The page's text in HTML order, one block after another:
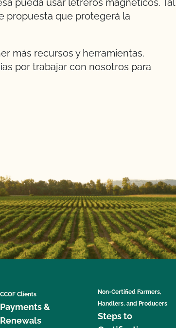
pueda usar letreros magnéticos. Tal
propuesta que protegerá la
más recursos y herramientas.
por trabajar con nosotros para
CCOF Clients
Payments &
Renewals
Non-Certified Farmers,
Handlers, and Producers
Steps to